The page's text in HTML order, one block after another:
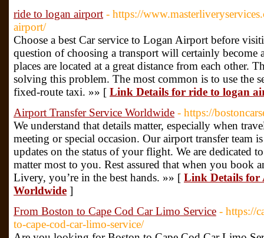
ride to logan airport - https://
airport/
Choose a best Car service to Logan Airport before
question of choosing a transport will certainly become
places are located at a great distance from each other.
solving this problem. The most common is to use the
fixed-route taxi. »» [ Link Details for ride to logan
Airport Transfer Service Worldwide - https://
We understand that details matter, especially when
meeting or special occasion. Our airport transfer team
updates on the status of your flight. We are dedicated
matter most to you. Rest assured that when you book
Livery, you’re in the best hands. »» [ Link Details for
Worldwide ]
From Boston to Cape Cod Car Limo Service - https://
to-cape-cod-car-limo-service/